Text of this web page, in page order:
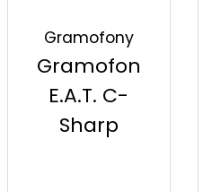
Gramofony
Gramofon
E.A.T. C-
Sharp